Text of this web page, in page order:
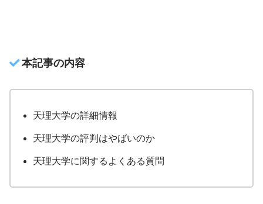
本記事の内容
天理大学の詳細情報
天理大学の評判はやばいのか
天理大学に関するよくある質問